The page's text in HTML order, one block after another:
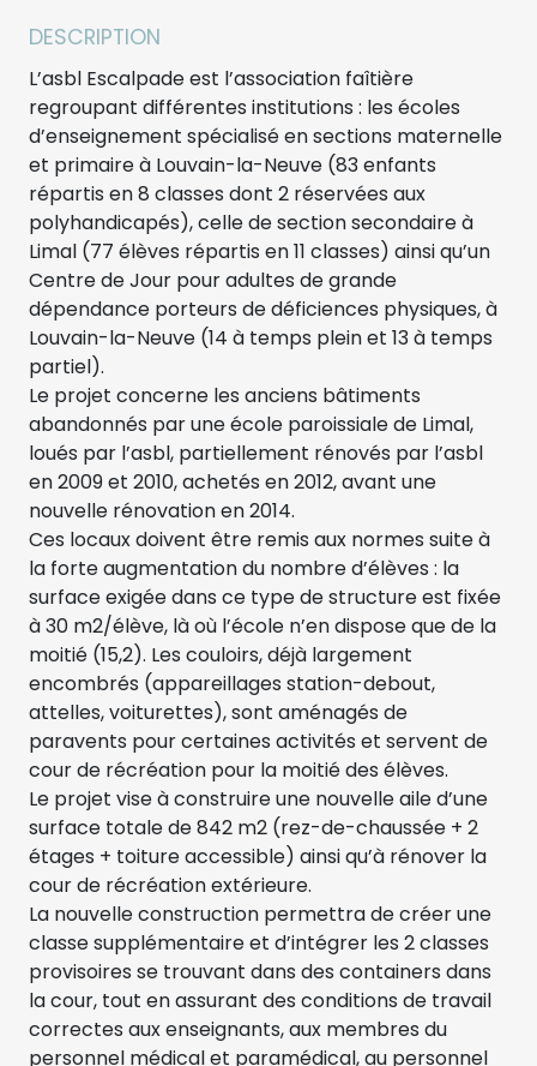
DESCRIPTION
L’asbl Escalpade est l’association faîtière
regroupant différentes institutions : les écoles
d’enseignement spécialisé en sections maternelle
et primaire à Louvain-la-Neuve (83 enfants
répartis en 8 classes dont 2 réservées aux
polyhandicapés), celle de section secondaire à
Limal (77 élèves répartis en 11 classes) ainsi qu’un
Centre de Jour pour adultes de grande
dépendance porteurs de déficiences physiques, à
Louvain-la-Neuve (14 à temps plein et 13 à temps
partiel).
Le projet concerne les anciens bâtiments
abandonnés par une école paroissiale de Limal,
loués par l’asbl, partiellement rénovés par l’asbl
en 2009 et 2010, achetés en 2012, avant une
nouvelle rénovation en 2014.
Ces locaux doivent être remis aux normes suite à
la forte augmentation du nombre d’élèves : la
surface exigée dans ce type de structure est fixée
à 30 m2/élève, là où l’école n’en dispose que de la
moitié (15,2). Les couloirs, déjà largement
encombrés (appareillages station-debout,
attelles, voiturettes), sont aménagés de
paravents pour certaines activités et servent de
cour de récréation pour la moitié des élèves.
Le projet vise à construire une nouvelle aile d’une
surface totale de 842 m2 (rez-de-chaussée + 2
étages + toiture accessible) ainsi qu’à rénover la
cour de récréation extérieure.
La nouvelle construction permettra de créer une
classe supplémentaire et d’intégrer les 2 classes
provisoires se trouvant dans des containers dans
la cour, tout en assurant des conditions de travail
correctes aux enseignants, aux membres du
personnel médical et paramédical, au personnel